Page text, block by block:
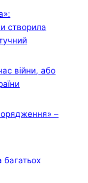
створила
війни, або
–
багатьох